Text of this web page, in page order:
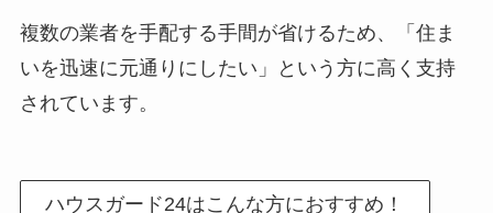
複数の業者を手配する手間が省けるため、「住ま
いを迅速に元通りにしたい」という方に高く支持
されています。
ハウスガード24はこんな方におすすめ！